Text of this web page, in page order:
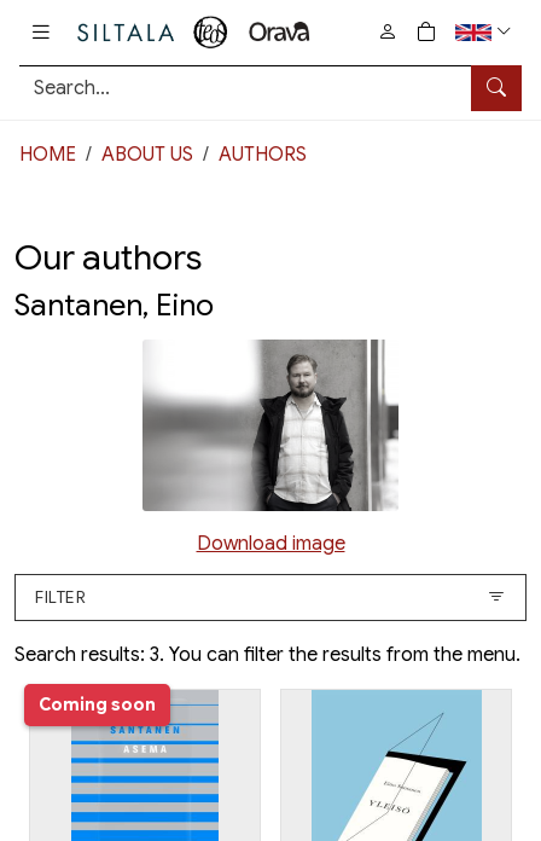
0
tuotetta
HOME ABOUT US AUTHORS
Our authors
Santanen, Eino
Download image
FILTER
Search results: 3. You can filter the results from the menu.
Coming soon